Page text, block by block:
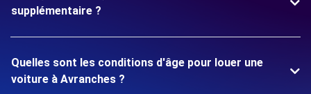
supplémentaire ?
Quelles sont les conditions d'âge pour louer une
voiture à Avranches ?